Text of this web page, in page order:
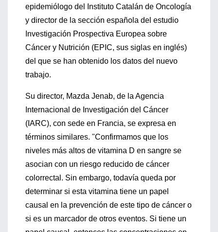
epidemiólogo del Instituto Catalán de Oncología
y director de la sección española del estudio
Investigación Prospectiva Europea sobre
Cáncer y Nutrición (EPIC, sus siglas en inglés)
del que se han obtenido los datos del nuevo
trabajo.
Su director, Mazda Jenab, de la Agencia
Internacional de Investigación del Cáncer
(IARC), con sede en Francia, se expresa en
términos similares. "Confirmamos que los
niveles más altos de vitamina D en sangre se
asocian con un riesgo reducido de cáncer
colorrectal. Sin embargo, todavía queda por
determinar si esta vitamina tiene un papel
causal en la prevención de este tipo de cáncer o
si es un marcador de otros eventos. Si tiene un